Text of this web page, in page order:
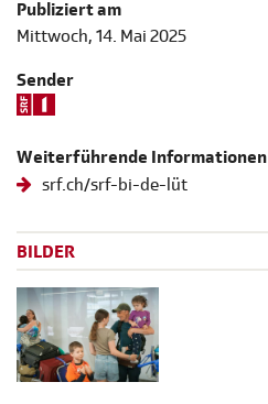
Publiziert am
Mittwoch, 14. Mai 2025
Sender
Weiterführende Informationen
srf.ch/srf-bi-de-lüt
BILDER